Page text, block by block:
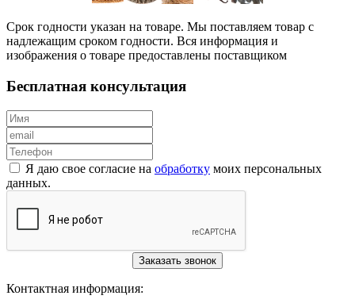
Срок годности указан на товаре. Мы поставляем товар с
надлежащим сроком годности. Вся информация и
изображения о товаре предоставлены поставщиком
Бесплатная консультация
Я даю свое согласие на обработку моих персональных
данных.
Заказать звонок
Контактная информация: